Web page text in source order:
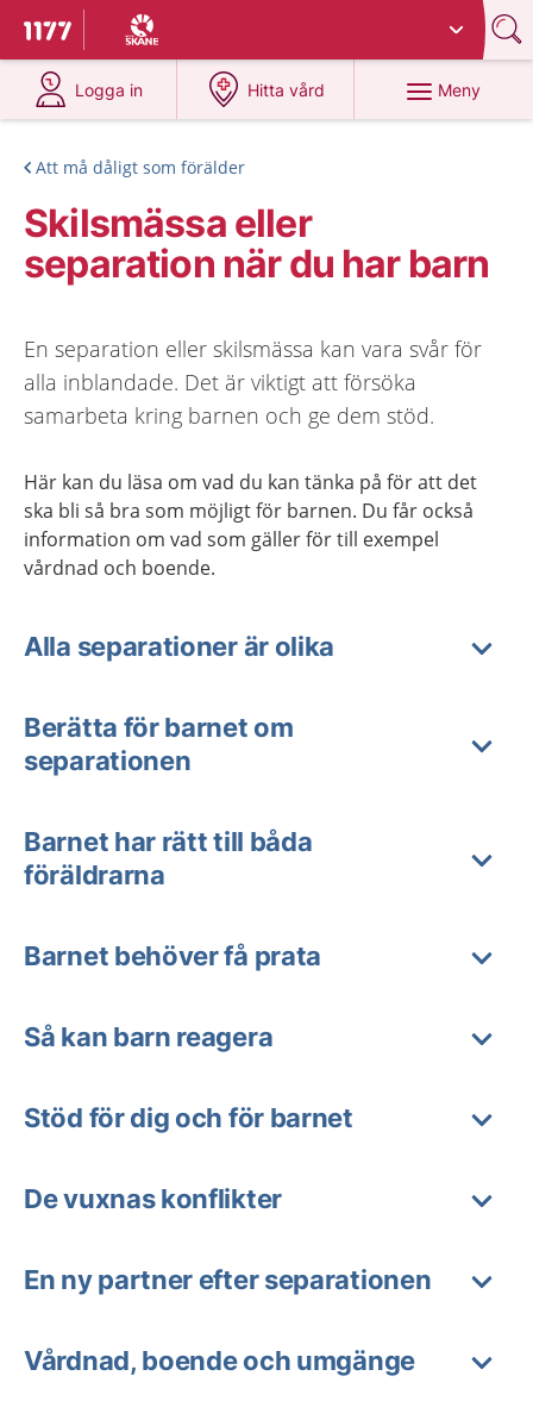
Till startsidan för 1177
Du har valt region
Logga in
på 1177.se
Hitta vård
på 1177.se
Meny
Att må dåligt som förälder
Skilsmässa eller
separation när du har barn
En separation eller skilsmässa kan vara svår för
alla inblandade. Det är viktigt att försöka
samarbeta kring barnen och ge dem stöd.
Här kan du läsa om vad du kan tänka på för att det
ska bli så bra som möjligt för barnen. Du får också
information om vad som gäller för till exempel
vårdnad och boende.
Alla separationer är olika
Berätta för barnet om
separationen
Barnet har rätt till båda
föräldrarna
Barnet behöver få prata
Så kan barn reagera
Stöd för dig och för barnet
De vuxnas konflikter
En ny partner efter separationen
Vårdnad, boende och umgänge